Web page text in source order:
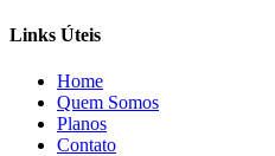
Links Úteis
Home
Quem Somos
Planos
Contato